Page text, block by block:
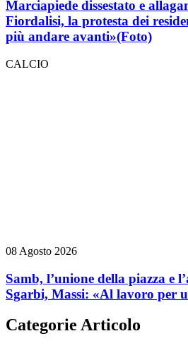
Marciapiede dissestato e
Fiordalisi, la protesta dei
più andare avanti»(Foto)
CALCIO
08 Agosto 2026
Samb, l’unione della piazza e
Sgarbi, Massi: «Al lavoro per
Categorie Articolo